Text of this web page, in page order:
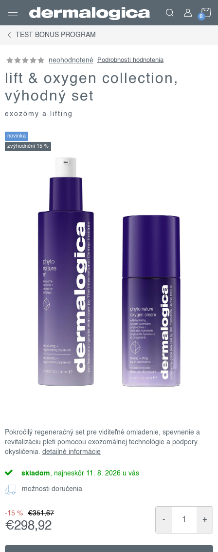
obsah
TEST BONUS PROGRAM
neohodnotené Podrobnosti hodnotenia
lift & oxygen collection,
výhodný set
exozómy a lifting
novinka
zvýhodnění 15 %
Pokročilý regeneračný set pre viditeľné omladenie, spevnenie a
revitalizáciu pleti pomocou exozomálnej technológie a podpory
okysličenia.
detailné informácie
skladom 11. 8. 2026
možnosti doručenia
€351,67
-15 %
€298,92
cena: